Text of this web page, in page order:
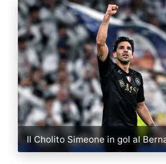
Il Cholito Simeone in gol al